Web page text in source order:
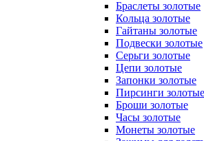
Браслеты золотые
Кольца золотые
Гайтаны золотые
Подвески золотые
Серьги золотые
Цепи золотые
Запонки золотые
Пирсинги золотые
Броши золотые
Часы золотые
Монеты золотые